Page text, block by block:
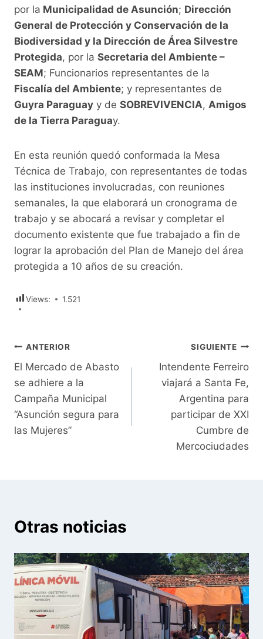
por la Municipalidad de Asunción; Dirección
General de Protección y Conservación de la
Biodiversidad y la Dirección de Área Silvestre
Protegida, por la Secretaria del Ambiente –
SEAM; Funcionarios representantes de la
Fiscalía del Ambiente; y representantes de
Guyra Paraguay y de SOBREVIVENCIA, Amigos
de la Tierra Paraguay.
En esta reunión quedó conformada la Mesa
Técnica de Trabajo, con representantes de todas
las instituciones involucradas, con reuniones
semanales, la que elaborará un cronograma de
trabajo y se abocará a revisar y completar el
documento existente que fue trabajado a fin de
lograr la aprobación del Plan de Manejo del área
protegida a 10 años de su creación.
Views: 1.521
Navegación
de
entradas
ANTERIOR
El Mercado de Abasto
se adhiere a la
Campaña Municipal
“Asunción segura para
las Mujeres”
SIGUIENTE
Intendente Ferreiro
viajará a Santa Fe,
Argentina para
participar de XXI
Cumbre de
Mercociudades
Otras noticias